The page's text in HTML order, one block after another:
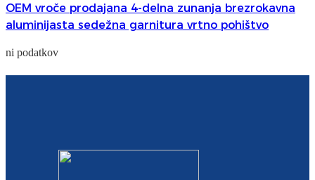
OEM vroče prodajana 4-delna zunanja brezrokavna
aluminijasta sedežna garnitura vrtno pohištvo
ni podatkov